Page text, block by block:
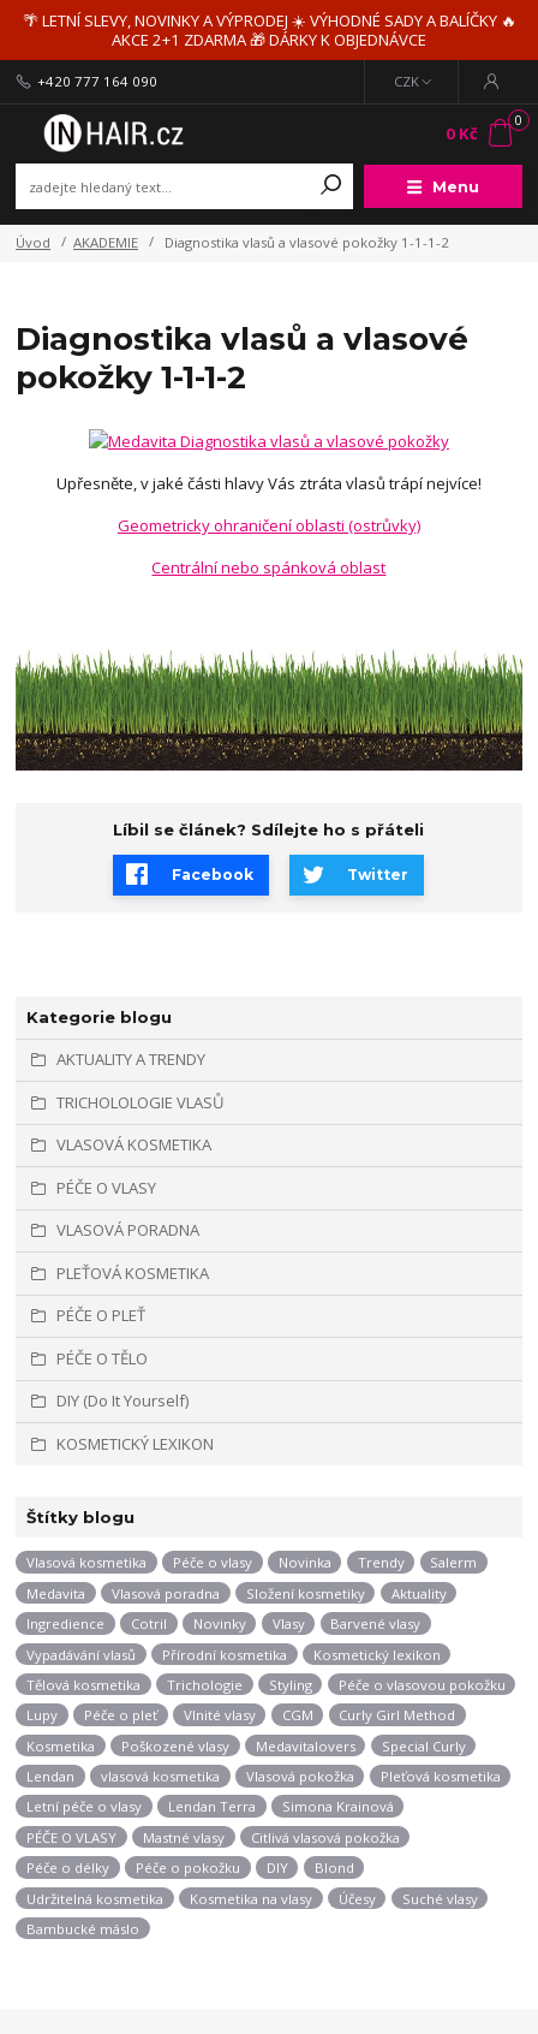
🌴 LETNÍ SLEVY, NOVINKY A VÝPRODEJ ☀️ VÝHODNÉ SADY A BALÍČKY 🔥
AKCE 2+1 ZDARMA 🎁 DÁRKY K OBJEDNÁVCE
Menu
CZK
+420 777 164 090
0
0 Kč
Úvod AKADEMIE Diagnostika vlasů a vlasové pokožky 1-1-1-2
Kategorie blogu
AKTUALITY A TRENDY
TRICHOLOLOGIE VLASŮ
VLASOVÁ KOSMETIKA
PÉČE O VLASY
VLASOVÁ PORADNA
PLEŤOVÁ KOSMETIKA
PÉČE O PLEŤ
PÉČE O TĚLO
DIY (Do It Yourself)
KOSMETICKÝ LEXIKON
Štítky blogu
Vlasová kosmetika Péče o vlasy Novinka Trendy
Salerm
Medavita
Vlasová poradna Složení kosmetiky
Aktuality
Ingredience
Cotril Novinky Vlasy
Barvené vlasy
Vypadávání vlasů
Přírodní kosmetika
Kosmetický lexikon
Tělová kosmetika
Trichologie Styling
Péče o vlasovou pokožku
Lupy
Péče o pleť Vlnité vlasy CGM
Curly Girl Method
Kosmetika
Poškozené vlasy Medavitalovers
Special Curly
Lendan
vlasová kosmetika Vlasová pokožka
Pleťová kosmetika
Letní péče o vlasy
Lendan Terra
Simona Krainová
PÉČE O VLASY
Mastné vlasy
Citlivá vlasová pokožka
Péče o délky
Péče o pokožku DIY
Blond
Udržitelná kosmetika
Kosmetika na vlasy Účesy
Suché vlasy
Bambucké máslo
Diagnostika vlasů a vlasové
pokožky 1-1-1-2
Upřesněte, v jaké části hlavy Vás ztráta vlasů trápí nejvíce!
Geometricky ohraničení oblasti (ostrůvky)
Centrální nebo spánková oblast
Líbil se článek? Sdílejte ho s přáteli
Facebook Twitter